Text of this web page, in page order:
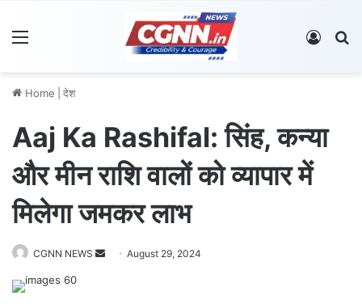
Log In
Home देश
Aaj Ka Rashifal: सिंह, कन्या
और मीन राशि वालों को व्यापार में
मिलेगा जमकर लाभ
CGNN NEWS August 29, 2024